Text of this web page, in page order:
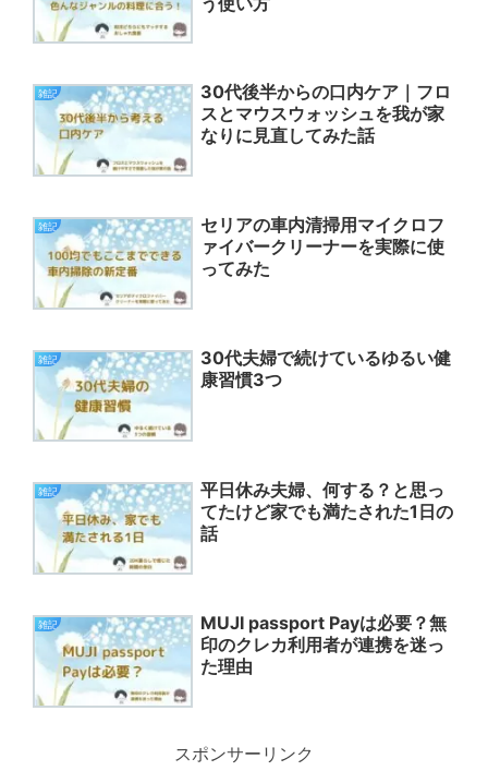
雑記
30代後半からの口内ケア｜フロ
スとマウスウォッシュを我が家
なりに見直してみた話
雑記
セリアの車内清掃用マイクロフ
ァイバークリーナーを実際に使
ってみた
雑記
30代夫婦で続けているゆるい健
康習慣3つ
雑記
平日休み夫婦、何する？と思っ
てたけど家でも満たされた1日の
話
雑記
MUJI passport Payは必要？無
印のクレカ利用者が連携を迷っ
た理由
スポンサーリンク